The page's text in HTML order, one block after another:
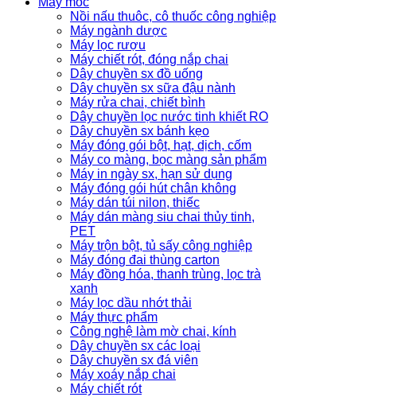
Nồi nấu thuôc, cô thuốc công nghiệp
Máy ngành dược
Máy lọc rượu
Máy chiết rót, đóng nắp chai
Dây chuyền sx đồ uống
Dây chuyền sx sữa đậu nành
Máy rửa chai, chiết bình
Dây chuyền lọc nước tinh khiết RO
Dây chuyền sx bánh kẹo
Máy đóng gói bột, hạt, dịch, cốm
Máy co màng, bọc màng sản phẩm
Máy in ngày sx, hạn sử dụng
Máy đóng gói hút chân không
Máy dán túi nilon, thiếc
Máy dán màng siu chai thủy tinh,
PET
Máy trộn bột, tủ sấy công nghiệp
Máy đóng đai thùng carton
Máy đồng hóa, thanh trùng, lọc trà
xanh
Máy lọc dầu nhớt thải
Máy thực phẩm
Công nghệ làm mờ chai, kính
Dây chuyền sx các loại
Dây chuyền sx đá viên
Máy xoáy nắp chai
Máy chiết rót